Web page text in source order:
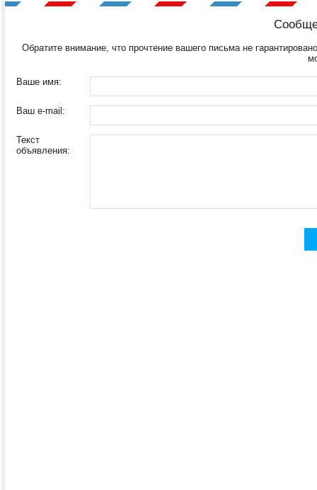
Обратите внимание, что прочтение вашего письма не
Ваше имя:
Ваш e-mail:
Текст
объявления: